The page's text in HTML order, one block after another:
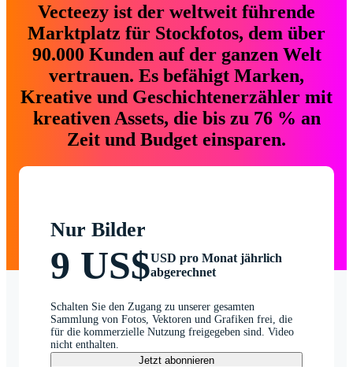
Vecteezy ist der weltweit führende
Marktplatz für Stockfotos, dem über
90.000 Kunden auf der ganzen Welt
vertrauen. Es befähigt Marken,
Kreative und Geschichtenerzähler mit
kreativen Assets, die bis zu 76 % an
Zeit und Budget einsparen.
Nur Bilder
9 US$USD pro Monat jährlich
abgerechnet
Schalten Sie den Zugang zu unserer gesamten
Sammlung von Fotos, Vektoren und Grafiken frei, die
für die kommerzielle Nutzung freigegeben sind. Video
nicht enthalten.
Jetzt abonnieren